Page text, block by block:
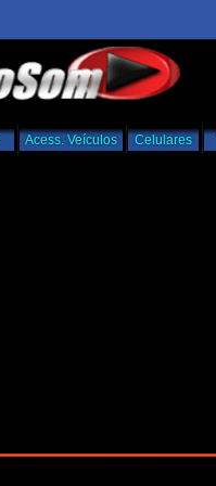
Acess. Veículos Celulares